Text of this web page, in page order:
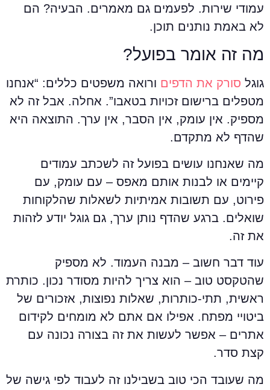
עמודי שירות. לפעמים גם מאמרים. הבעיה? הם
לא באמת נותנים תוכן.
מה זה אומר בפועל?
גוגלסורק את הדפיםורואה משפטים כללים: “אנחנו
מטפלים ברישום זכויות בטאבו”. אחלה. אבל זה לא
מספיק. אין עומק, אין הסבר, אין ערך. התוצאה היא
שהדף לא מתקדם.
מה שאנחנו עושים בפועל זה לשכתב עמודים
קיימים או לבנות אותם מאפס – עם עומק, עם
פירוט, עם תשובות אמיתיות לשאלות שהלקוחות
שואלים. ברגע שהדף נותן ערך, גם גוגל יודע לזהות
את זה.
עוד דבר חשוב – מבנה העמוד. לא מספיק
שהטקסט טוב – הוא צריך להיות מסודר נכון. כותרת
ראשית, תתי-כותרות, שאלות נפוצות, אזכורים של
ביטויי מפתח. אפילו אם אתם לא מומחים לקידום
אתרים – אפשר לעשות את זה בצורה נכונה עם
קצת סדר.
מה שעובד הכי טוב בשבילנו זה לעבוד לפי גישה של